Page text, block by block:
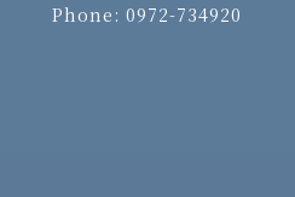
Phone: 0972-734920